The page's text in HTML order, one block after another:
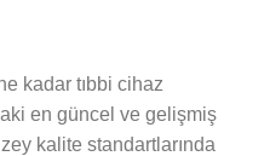
kadar tıbbi cihaz
en güncel ve gelişmiş
kalite standartlarında